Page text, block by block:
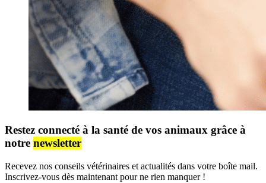
Restez connecté à la santé de vos animaux grâce à
notre newsletter
Recevez nos conseils vétérinaires et actualités dans votre boîte mail.
Inscrivez-vous dès maintenant pour ne rien manquer !